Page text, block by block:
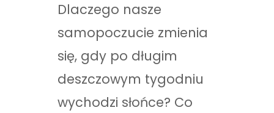
Dlaczego nasze
samopoczucie zmienia
się, gdy po długim
deszczowym tygodniu
wychodzi słońce? Co